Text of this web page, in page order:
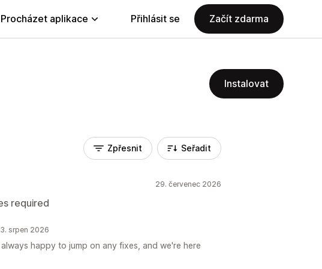
Procházet aplikace Přihlásit se Začít zdarma
Instalovat
Zpřesnit Seřadit
29. červenec 2026
required
srpen 2026
happy to jump on any fixes, and we're here